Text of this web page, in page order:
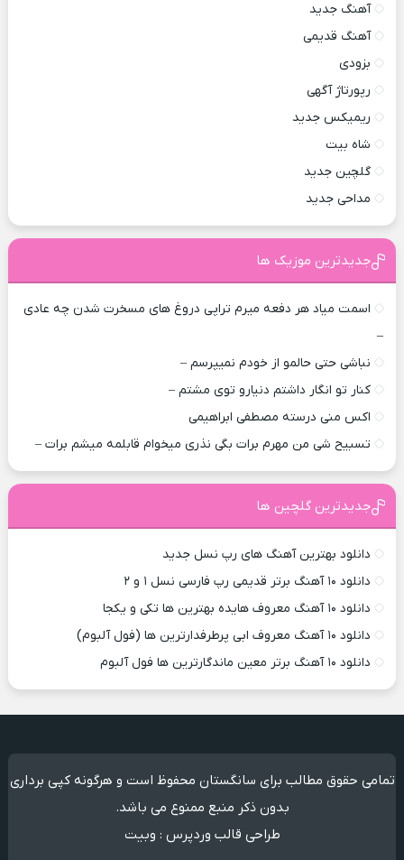
آهنگ جدید
آهنگ قدیمی
بزودی
رپورتاژ آگهی
ریمیکس جدید
شاه بیت
گلچین جدید
مداحی جدید
جدیدترین موزیک ها
اسمت میاد هر دفعه میرم تراپی دروغ‌ های مسخرت شدن چه عادی
–
نباشی حتی حالمو از خودم نمیپرسم –
کنار تو انگار داشتم دنیارو توی مشتم –
اکس منی درسته مصطفی ابراهیمی
تسبیح شی من مهرم برات بگی نذری میخوام قابلمه میشم برات –
جدیدترین گلچین ها
دانلود بهترین آهنگ های رپ نسل جدید
دانلود ۱۰ آهنگ برتر قدیمی رپ فارسی نسل ۱ و ۲
دانلود ۱۰ آهنگ معروف هایده بهترین ها تکی و یکجا
دانلود ۱۰ آهنگ معروف ابی پرطرفدارترین ها (فول آلبوم)
دانلود ۱۰ آهنگ برتر معین ماندگارترین ها فول آلبوم
تمامی حقوق مطالب برای سانگستان محفوظ است و هرگونه کپی برداری
بدون ذکر منبع ممنوع می باشد.
طراحی قالب وردپرس : وبیت